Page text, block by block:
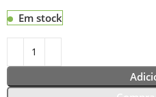
Em stock